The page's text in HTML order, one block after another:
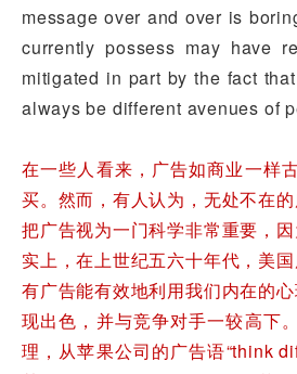
message over and over is
currently possess may have
mitigated in part by the fact
always be different avenues of
在一些人看来，广告如商业一样
买。然而，有人认为，无处不在
把广告视为一门科学非常重要，
实上，在上世纪五六十年代，美
有广告能有效地利用我们内在的
现出色，并与竞争对手一较高下
理，从苹果公司的广告语“think